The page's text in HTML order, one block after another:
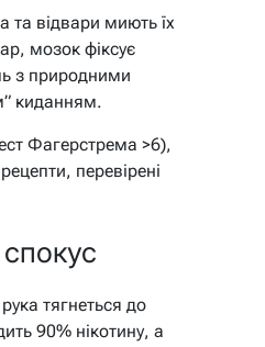
та відвари миють їх
мозок фіксує
з природними
киданням.
Фагерстрема >6),
перевірені
тягнеться до
90% нікотину, а